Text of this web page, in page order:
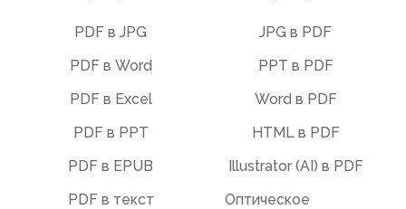
PDF в JPG
PDF в Word
PDF в Excel
PDF в PPT
PDF в EPUB
PDF в текст
JPG в PDF
PPT в PDF
Word в PDF
HTML в PDF
Illustrator (AI) в PDF
Оптическое